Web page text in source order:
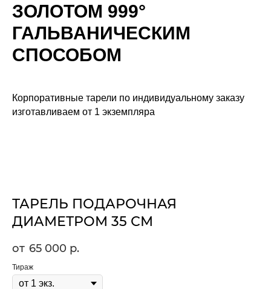
ЗОЛОТОМ 999°
ГАЛЬВАНИЧЕСКИМ
СПОСОБОМ
Корпоративные тарели по индивидуальному заказу
изготавливаем от 1 экземпляра
ТАРЕЛЬ ПОДАРОЧНАЯ
ДИАМЕТРОМ 35 СМ
65 000 р.
Тираж